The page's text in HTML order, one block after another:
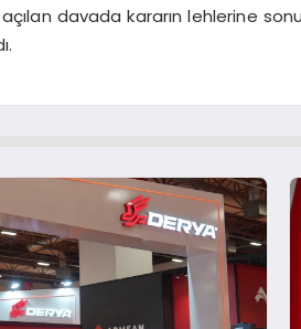
davada kararın lehlerine